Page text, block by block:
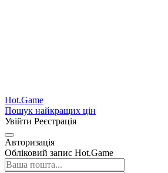
Hot.Game
Пошук найкращих цін
Увійти Реєстрація
Авторизація
Обліковий запис Hot.Game